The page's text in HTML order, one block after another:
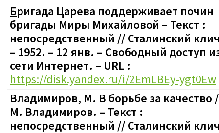
Бригада Царева поддерживает почин
бригады Миры Михайловой – Текст :
непосредственный // Сталинский
– 1952. – 12 янв. – Свободный доступ
сети Интернет. – URL :
https://disk.yandex.ru/i/2EmLBEy-ygt0Ew
Владимиров, М. В борьбе за качество /
М. Владимиров. – Текст :
непосредственный // Сталинский